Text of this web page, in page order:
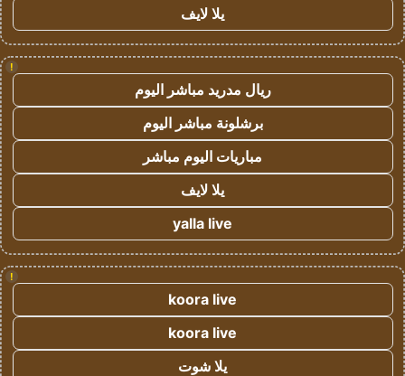
يلا لايف
!
ريال مدريد مباشر اليوم
برشلونة مباشر اليوم
مباريات اليوم مباشر
يلا لايف
yalla live
!
koora live
koora live
يلا شوت